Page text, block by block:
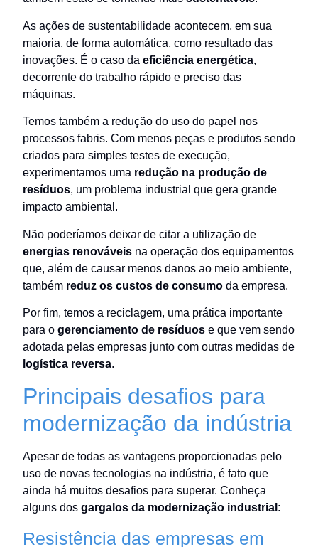
As ações de sustentabilidade acontecem, em sua
maioria, de forma automática, como resultado das
inovações. É o caso da eficiência energética,
decorrente do trabalho rápido e preciso das
máquinas.
Temos também a redução do uso do papel nos
processos fabris. Com menos peças e produtos sendo
criados para simples testes de execução,
experimentamos uma redução na produção de
resíduos, um problema industrial que gera grande
impacto ambiental.
Não poderíamos deixar de citar a utilização de
energias renováveis na operação dos equipamentos
que, além de causar menos danos ao meio ambiente,
também reduz os custos de consumo da empresa.
Por fim, temos a reciclagem, uma prática importante
para o gerenciamento de resíduos e que vem sendo
adotada pelas empresas junto com outras medidas de
logística reversa.
Principais desafios para
modernização da indústria
Apesar de todas as vantagens proporcionadas pelo
uso de novas tecnologias na indústria, é fato que
ainda há muitos desafios para superar. Conheça
alguns dos gargalos da modernização industrial :
Resistência das empresas em